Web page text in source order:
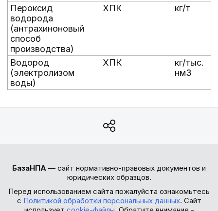
Пероксид
водорода
(антрахиноновый
способ
производства)
ХПК кг/т
Водород
(электролизом
воды)
ХПК
кг/тыс.
нм3
БазаНПА — сайт нормативно-правовых документов и
юридических образцов.
Перед использованием сайта пожалуйста ознакомьтесь
с Политикой обработки персональных данных. Сайт